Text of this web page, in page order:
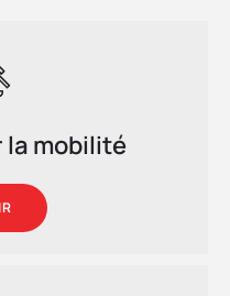
la mobilité